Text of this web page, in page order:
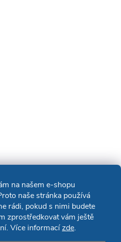
na našem e-shopu
naše stránka používá
rádi, pokud s nimi budete
zprostředkovat vám ještě
Více informacízde.